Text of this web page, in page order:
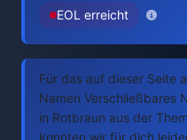
EOL erreicht
Für das auf dieser Seite
Namen Verschließbares
in Rotbraun aus der
konnten wir für dich